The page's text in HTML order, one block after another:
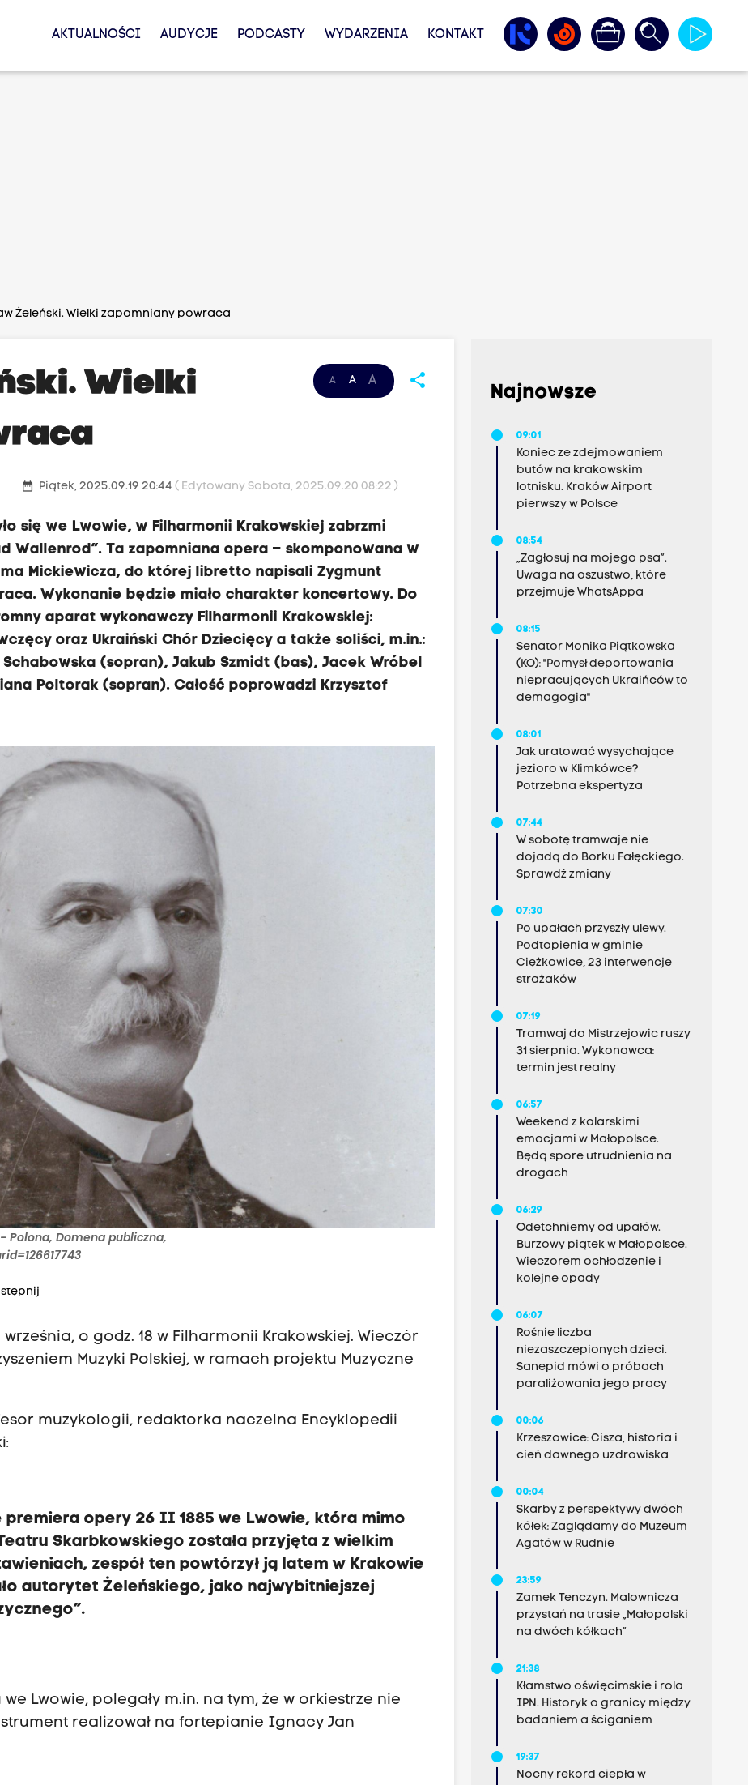
AKTUALNOŚCI AUDYCJE PODCASTY WYDARZENIA KONTAKT
Żeleński. Wielki zapomniany powraca
A A A share
Wielki
date_range Piątek, 2025.09.19 20:44( Edytowany Sobota, 2025.09.20 08:22 )
się we Lwowie, w Filharmonii Krakowskiej zabrzmi
Wallenrod”. Ta zapomniana opera – skomponowana w
Mickiewicza, do której libretto napisali Zygmunt
Wykonanie będzie miało charakter koncertowy. Do
aparat wykonawczy Filharmonii Krakowskiej:
oraz Ukraiński Chór Dziecięcy a także soliści, m.in.:
(sopran), Jakub Szmidt (bas), Jacek Wróbel
Poltorak (sopran). Całość poprowadzi Krzysztof
Polona, Domena publiczna,
o godz. 18 w Filharmonii Krakowskiej. Wieczór
Muzyki Polskiej, w ramach projektu Muzyczne
muzykologii, redaktorka naczelna Encyklopedii
premiera opery26 II 1885 we Lwowie, która mimo
Skarbkowskiego została przyjęta z wielkim
zespół ten powtórzył ją latem w Krakowie
autorytet Żeleńskiego, jako najwybitniejszej
”.
Lwowie, polegały m.in. na tym, że w orkiestrze nie
realizował na fortepianie Ignacy Jan
Najnowsze
09:01
Koniec ze zdejmowaniem
butów na krakowskim
lotnisku. Kraków Airport
pierwszy w Polsce
08:54
„Zagłosuj na mojego psa”.
Uwaga na oszustwo, które
przejmuje WhatsAppa
08:15
Senator Monika Piątkowska
(KO): "Pomysł deportowania
niepracujących Ukraińców to
demagogia"
08:01
Jak uratować wysychające
jezioro w Klimkówce?
Potrzebna ekspertyza
07:44
W sobotę tramwaje nie
dojadą do Borku Fałęckiego.
Sprawdź zmiany
07:30
Po upałach przyszły ulewy.
Podtopienia w gminie
Ciężkowice, 23 interwencje
strażaków
07:19
Tramwaj do Mistrzejowic ruszy
31 sierpnia. Wykonawca:
termin jest realny
06:57
Weekend z kolarskimi
emocjami w Małopolsce.
Będą spore utrudnienia na
drogach
06:29
Odetchniemy od upałów.
Burzowy piątek w Małopolsce.
Wieczorem ochłodzenie i
kolejne opady
06:07
Rośnie liczba
niezaszczepionych dzieci.
Sanepid mówi o próbach
paraliżowania jego pracy
00:06
Krzeszowice: Cisza, historia i
cień dawnego uzdrowiska
00:04
Skarby z perspektywy dwóch
kółek: Zaglądamy do Muzeum
Agatów w Rudnie
23:59
Zamek Tenczyn. Malownicza
przystań na trasie „Małopolski
na dwóch kółkach”
21:38
Kłamstwo oświęcimskie i rola
IPN. Historyk o granicy między
badaniem a ściganiem
19:37
Nocny rekord ciepła w